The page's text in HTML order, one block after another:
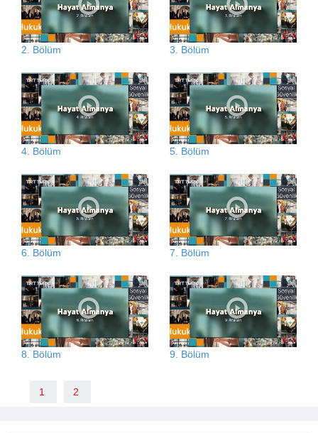
2. Bölüm 3. Bölüm
4. Bölüm 5. Bölüm
6. Bölüm 7. Bölüm
8. Bölüm 9. Bölüm
1 2